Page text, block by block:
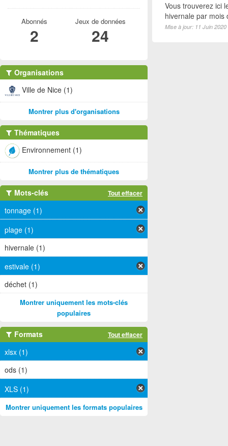
Vous trouverez ici
hivernale par
Mise à jour: 11 Juin 2020
Abonnés
2
Jeux de données
24
Organisations
Ville de Nice (1)
Montrer plus d'organisations
Thématiques
Environnement (1)
Montrer plus de thématiques
Mots-clés Tout effacer
tonnage (1)
plage (1)
hivernale (1)
estivale (1)
déchet (1)
Montrer uniquement les mots-clés
populaires
Formats Tout effacer
xlsx (1)
ods (1)
XLS (1)
Montrer uniquement les formats populaires